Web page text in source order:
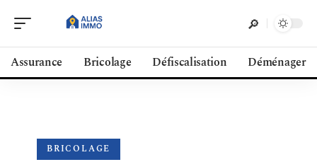
Assurance Bricolage Défiscalisation Déménager
BRICOLAGE